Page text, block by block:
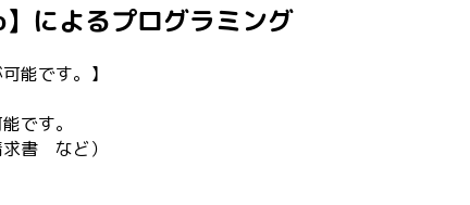
によるプログラミング
能です。】
です。
求書 など）